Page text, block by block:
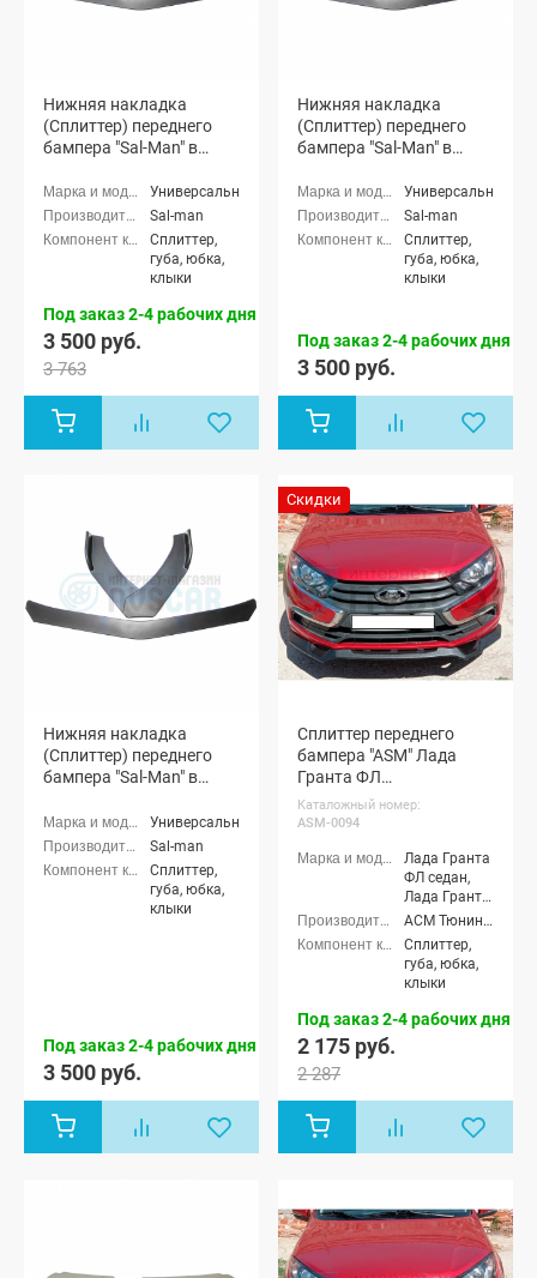
Нижняя накладка
(Сплиттер) переднего
бампера "Sal-Man" в
Универсальные
Sal-man
Сплиттер,
губа, юбка,
клыки
Под заказ 2-4 рабочих дня
3 500 руб.
3 763
Нижняя накладка
(Сплиттер) переднего
бампера "Sal-Man" в
3D карбон)
Универсальные
Sal-man
Сплиттер,
губа, юбка,
клыки
Под заказ 2-4 рабочих дня
3 500 руб.
Нижняя накладка
(Сплиттер) переднего
бампера "Sal-Man" в
Универсальные
Sal-man
Сплиттер,
губа, юбка,
клыки
Под заказ 2-4 рабочих дня
3 500 руб.
Скидки
Сплиттер переднего
бампера "ASM" Лада
Гранта ФЛ
(неокрашенный)
Каталожный номер:
ASM-0094
Лада Гранта
ФЛ седан,
Лада Гранта
ФЛ хэтчбек,
ФЛ
универсал,
Лада Гранта
ФЛ лифтбек
АСМ Тюнинг (ASM tuning)
Сплиттер,
губа, юбка,
клыки
Под заказ 2-4 рабочих дня
2 175 руб.
2 287